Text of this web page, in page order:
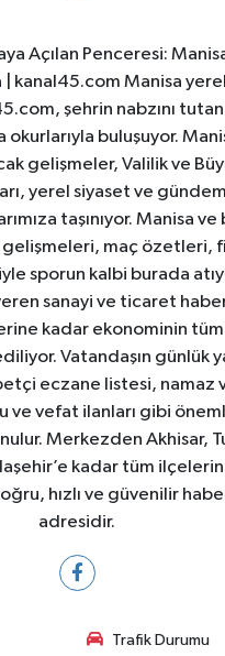
Açılan Penceresi:
kanal45.com Manisa yerel
şehrin nabzını
okurlarıyla buluşuyor.
gelişmeler, Valilik ve
yerel siyaset ve
taşınıyor. Manisa
gelişmeleri, maç özetleri,
sporun kalbi burada
sanayi ve ticaret
kadar ekonominin
Vatandaşın günlük
eczane listesi, namaz
ve vefat ilanları gibi
Merkezden Akhisar,
kadar tüm
hızlı ve güvenilir
adresidir.
Trafik Durumu